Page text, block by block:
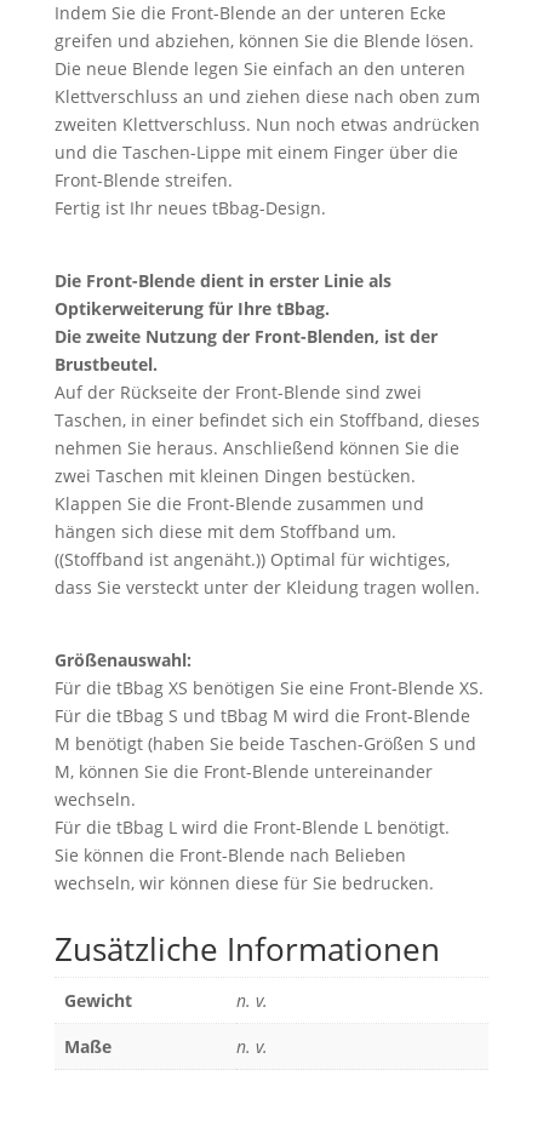
Indem Sie die Front-Blende an der unteren Ecke
greifen und abziehen, können Sie die Blende lösen.
Die neue Blende legen Sie einfach an den unteren
Klettverschluss an und ziehen diese nach oben zum
zweiten Klettverschluss. Nun noch etwas andrücken
und die Taschen-Lippe mit einem Finger über die
Front-Blende streifen.
Fertig ist Ihr neues tBbag-Design.
Die Front-Blende dient in erster Linie als
Optikerweiterung für Ihre tBbag.
Die zweite Nutzung der Front-Blenden, ist der
Brustbeutel.
Auf der Rückseite der Front-Blende sind zwei
Taschen, in einer befindet sich ein Stoffband, dieses
nehmen Sie heraus. Anschließend können Sie die
zwei Taschen mit kleinen Dingen bestücken.
Klappen Sie die Front-Blende zusammen und
hängen sich diese mit dem Stoffband um.
((Stoffband ist angenäht.)) Optimal für wichtiges,
dass Sie versteckt unter der Kleidung tragen wollen.
Größenauswahl:
Für die tBbag XS benötigen Sie eine Front-Blende XS.
Für die tBbag S und tBbag M wird die Front-Blende
M benötigt (haben Sie beide Taschen-Größen S und
M, können Sie die Front-Blende untereinander
wechseln.
Für die tBbag L wird die Front-Blende L benötigt.
Sie können die Front-Blende nach Belieben
wechseln, wir können diese für Sie bedrucken.
Zusätzliche Informationen
Gewicht
n. v.
Maße
n. v.